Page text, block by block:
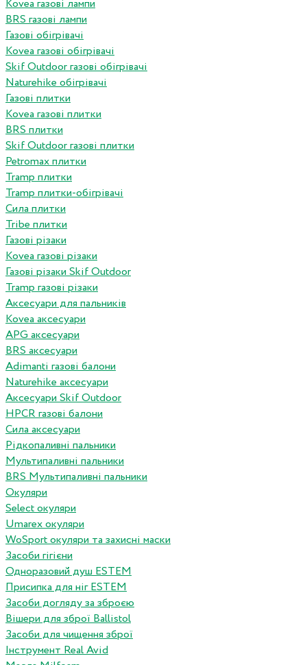
Kovea газові лампи
BRS газові лампи
Газові обігрівачі
Kovea газові обігрівачі
Skif Outdoor газові обігрівачі
Naturehike обігрівачі
Газові плитки
Kovea газові плитки
BRS плитки
Skif Outdoor газові плитки
Petromax плитки
Tramp плитки
Tramp плитки-обігрівачі
Сила плитки
Tribe плитки
Газові різаки
Kovea газові різаки
Газові різаки Skif Outdoor
Tramp газові різаки
Аксесуари для пальників
Kovea аксесуари
APG аксесуари
BRS аксесуари
Adimanti газові балони
Naturehike аксесуари
Аксесуари Skif Outdoor
HPCR газові балони
Сила аксесуари
Рідкопаливні пальники
Мультипаливні пальники
BRS Мультипаливні пальники
Окуляри
Select окуляри
Umarex окуляри
WoSport окуляри та захисні маски
Засоби гігієни
Одноразовий душ ESTEM
Присипка для ніг ESTEM
Засоби догляду за зброєю
Вішери для зброї Ballistol
Засоби для чищення зброї
Інструмент Real Avid